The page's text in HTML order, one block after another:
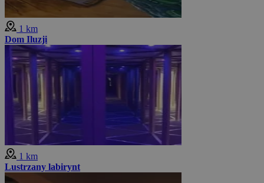
1 km
Dom Iluzji
1 km
Lustrzany labirynt